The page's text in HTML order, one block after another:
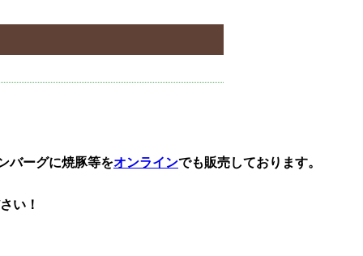
バーグに焼豚等をオンラインでも販売しております。
い！